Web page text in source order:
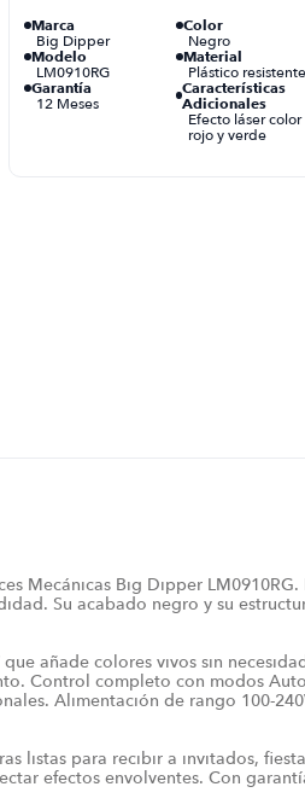
Marca
Big Dipper
Color
Negro
Modelo
LM0910RG
Material
Plástico resistente
Garantía
12 Meses
Características
Adicionales
Efecto láser color
rojo y verde
Mecánicas Big Dipper
Su acabado negro y su
añade colores vivos sin
Control completo con modos
Alimentación de rango 100-
listas para recibir a invitados,
efectos envolventes. Con